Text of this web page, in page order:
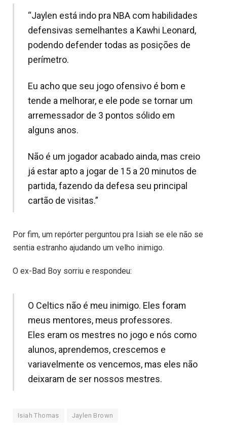
“Jaylen está indo pra NBA com habilidades
defensivas semelhantes a Kawhi Leonard,
podendo defender todas as posições de
perímetro.
Eu acho que seu jogo ofensivo é bom e
tende a melhorar, e ele pode se tornar um
arremessador de 3 pontos sólido em
alguns anos.
Não é um jogador acabado ainda, mas creio
já estar apto a jogar de 15 a 20 minutos de
partida, fazendo da defesa seu principal
cartão de visitas.”
Por fim, um repórter perguntou pra Isiah se ele não se
sentia estranho ajudando um velho inimigo.
O ex-Bad Boy sorriu e respondeu:
O Celtics não é meu inimigo. Eles foram
meus mentores, meus professores.
Eles eram os mestres no jogo e nós como
alunos, aprendemos, crescemos e
variavelmente os vencemos, mas eles não
deixaram de ser nossos mestres.
Isiah Thomas Jaylen Brown